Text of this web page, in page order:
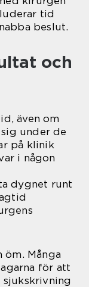
tid
beslut.
och
även om
under de
på klinik
i någon
dygnet runt
öm. Många
för att
sjukskrivning